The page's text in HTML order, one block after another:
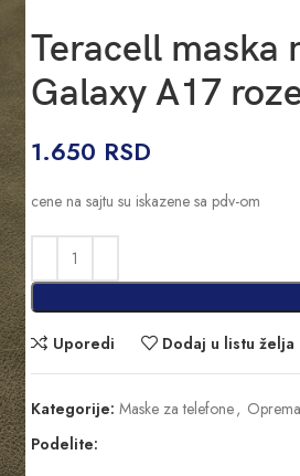
Teracell maska
Galaxy A17
1.650 RSD
cene na sajtu su iskazene sa pdv-om
Uporedi Dodaj u listu želja
Kategorije: Maske za telefone,
Podelite: